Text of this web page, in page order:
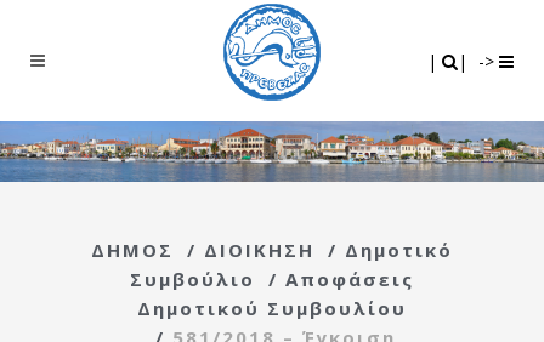
| | ->
ΔΗΜΟΣ / ΔΙΟΙΚΗΣΗ / Δημοτικό
Συμβούλιο
/ Αποφάσεις
Δημοτικού Συμβουλίου
/ 581/2018 – Έγκριση